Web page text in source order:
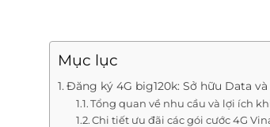
Mục lục
Đăng ký 4G big120k: Sở hữu Data
Tổng quan về nhu cầu và lợi ích
Chi tiết ưu đãi các gói cước 4G